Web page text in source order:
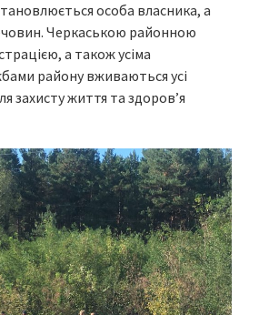
особа власника, а
Черкаською районною
а також усіма
району вживаються усі
захисту життя та здоров’я